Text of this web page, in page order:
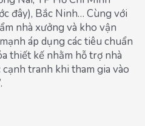
đây), Bắc Ninh… Cùng với
nhà xưởng và kho vận
áp dụng các tiêu chuẩn
thiết kế nhằm hỗ trợ nhà
tranh khi tham gia vào